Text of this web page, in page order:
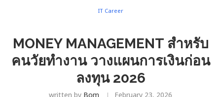
IT Career
MONEY MANAGEMENT สำหรับ
คนวัยทำงาน วางแผนการเงินก่อน
ลงทุน 2026